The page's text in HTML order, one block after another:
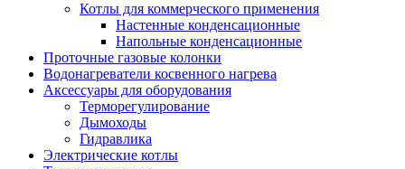
Котлы для коммерческого применения
Настенные конденсационные
Напольные конденсационные
Проточные газовые колонки
Водонагреватели косвенного нагрева
Аксессуары для оборудования
Терморегулирование
Дымоходы
Гидравлика
Электрические котлы